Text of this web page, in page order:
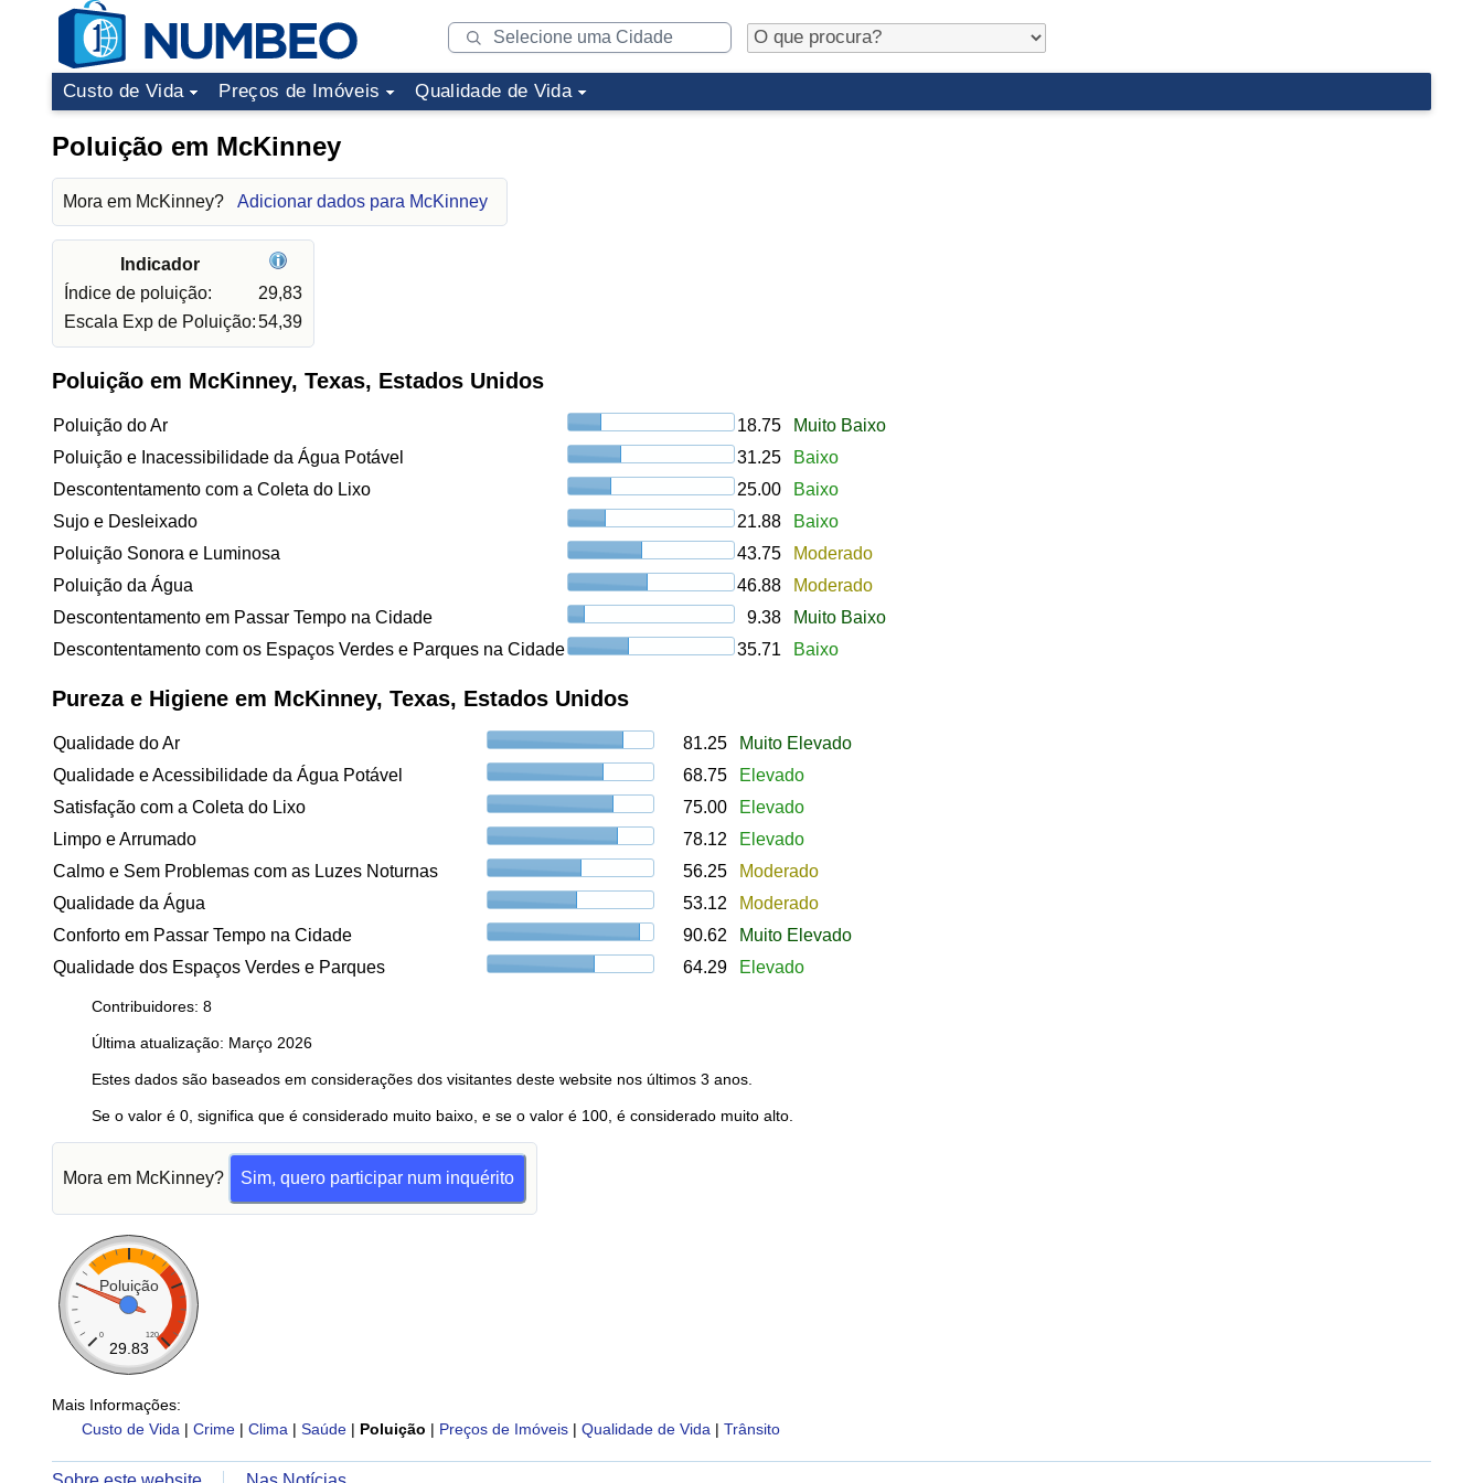
Custo de Vida Preços de Imóveis Qualidade de Vida
Poluição em McKinney
Mora em McKinney? Adicionar dados para McKinney
Indicador
Índice de poluição:
29,83
Escala Exp de Poluição:54,39
Poluição em McKinney, Texas, Estados Unidos
Poluição do Ar 18.75
Muito Baixo
Poluição e Inacessibilidade da Água Potável
31.25
Baixo
Descontentamento com a Coleta do Lixo
25.00
Baixo
Sujo e Desleixado
21.88
Baixo
Poluição Sonora e Luminosa
43.75
Moderado
Poluição da Água
46.88
Moderado
Descontentamento em Passar Tempo na Cidade
9.38
Muito Baixo
Descontentamento com os Espaços Verdes e Parques na Cidade
35.71 Baixo
Pureza e Higiene em McKinney, Texas, Estados Unidos
Qualidade do Ar 81.25
Muito Elevado
Qualidade e Acessibilidade da Água Potável
68.75
Elevado
Satisfação com a Coleta do Lixo
75.00
Elevado
Limpo e Arrumado
78.12
Elevado
Calmo e Sem Problemas com as Luzes Noturnas
56.25
Moderado
Qualidade da Água
53.12
Moderado
Conforto em Passar Tempo na Cidade
90.62
Muito Elevado
Qualidade dos Espaços Verdes e Parques
64.29 Elevado
Contribuidores: 8
Última atualização: Março 2026
Estes dados são baseados em considerações dos visitantes deste website nos últimos 3 anos.
Se o valor é 0, significa que é considerado muito baixo, e se o valor é 100, é considerado muito alto.
Mora em McKinney? Sim, quero participar num inquérito
Poluição
0 120
29.83
Mais Informações:
Custo de Vida | Crime | Clima | Saúde | Poluição | Preços de Imóveis | Qualidade de Vida | Trânsito